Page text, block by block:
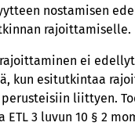
nostamisen
rajoittamiselle.
ei
kun esitutkintaa
liittyen.
ETL 3 luvun 10 § 2